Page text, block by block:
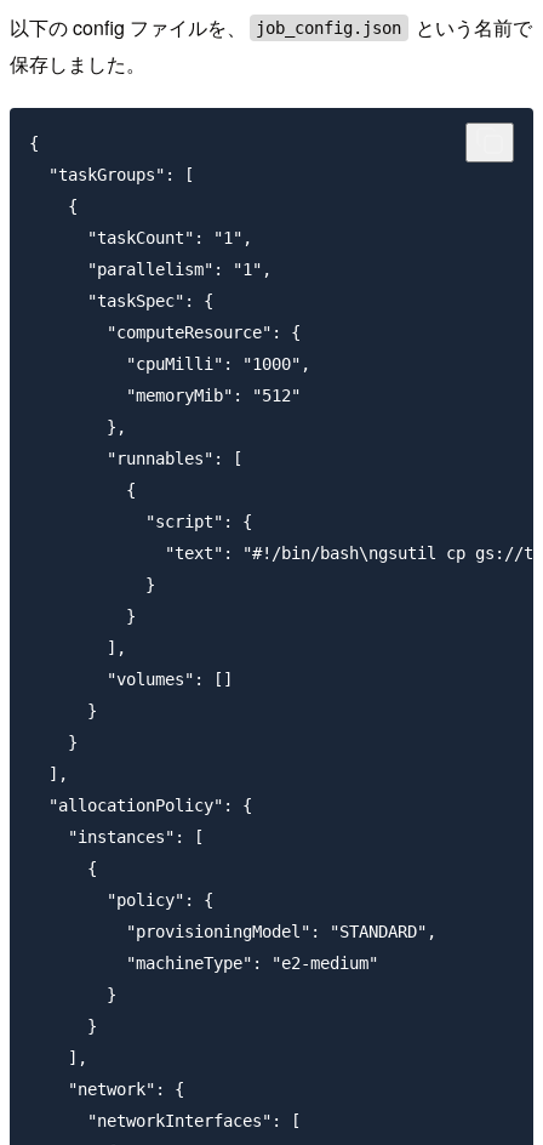
以下の config ファイルを、 job_config.json
という名前で
保存しました。
{
  "taskGroups": [
    {
      "taskCount": "1",
      "parallelism": "1",
      "taskSpec": {
        "computeResource": {
          "cpuMilli": "1000",
          "memoryMib": "512"
        },
        "runnables": [
          {
            "script": {
"text": "#!/bin/bash\ngsutil cp gs://
            }
          }
        ],
        "volumes": []
      }
    }
  ],
  "allocationPolicy": {
    "instances": [
      {
        "policy": {
          "provisioningModel": "STANDARD",
          "machineType": "e2-medium"
        }
      }
    ],
    "network": {
      "networkInterfaces": [